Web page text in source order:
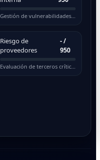
Gestión de vulnerabilidades y actualizaciones
Riesgo de
proveedores
-/
950
Evaluación de terceros críticos